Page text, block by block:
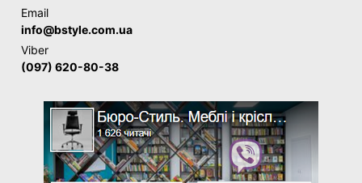
Email
info@bstyle.com.ua
Viber
(097) 620-80-38